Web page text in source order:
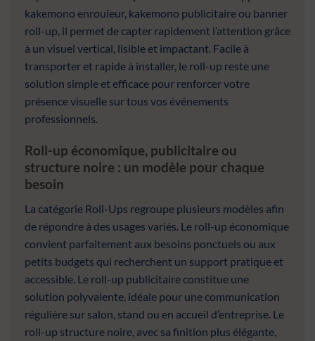
kakemono enrouleur, kakemono publicitaire ou banner
roll-up, il permet de capter rapidement l’attention grâce
à un visuel vertical, lisible et impactant. Facile à
transporter et rapide à installer, le roll-up reste une
solution simple et efficace pour renforcer votre
présence visuelle sur tous vos événements
professionnels.
Roll-up économique, publicitaire ou
structure noire : un modèle pour chaque
besoin
La catégorie Roll-Ups regroupe plusieurs modèles afin
de répondre à des usages variés. Le roll-up économique
convient parfaitement aux besoins ponctuels ou aux
petits budgets qui recherchent un support pratique et
accessible. Le roll-up publicitaire constitue une
solution polyvalente, idéale pour une communication
régulière sur salon, stand ou en accueil d’entreprise. Le
roll-up structure noire, avec sa finition plus élégante,